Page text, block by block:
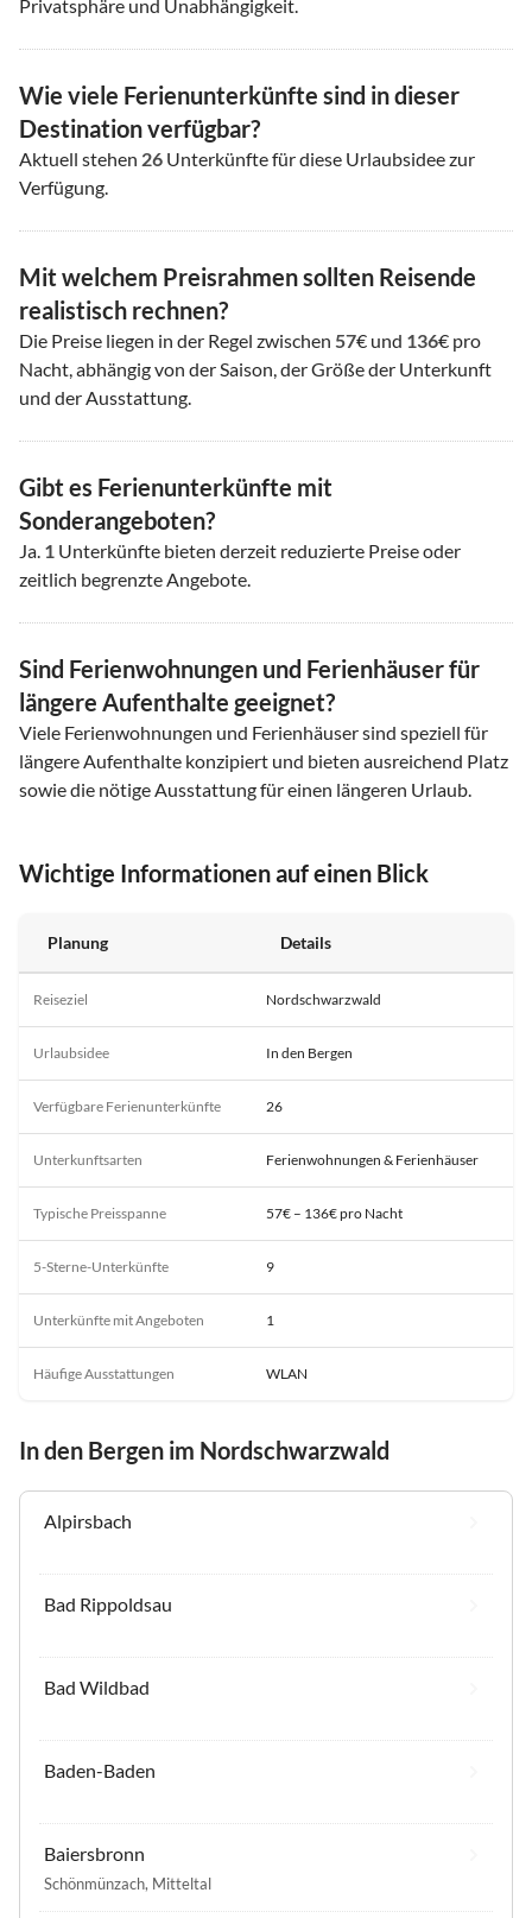
Privatsphäre und Unabhängigkeit.
Wie viele Ferienunterkünfte sind in dieser
Destination verfügbar?
Aktuell stehen 26 Unterkünfte für diese Urlaubsidee zur
Verfügung.
Mit welchem Preisrahmen sollten Reisende
realistisch rechnen?
Die Preise liegen in der Regel zwischen 57€ und 136€ pro
Nacht, abhängig von der Saison, der Größe der Unterkunft
und der Ausstattung.
Gibt es Ferienunterkünfte mit
Sonderangeboten?
Ja. 1 Unterkünfte bieten derzeit reduzierte Preise oder
zeitlich begrenzte Angebote.
Sind Ferienwohnungen und Ferienhäuser für
längere Aufenthalte geeignet?
Viele Ferienwohnungen und Ferienhäuser sind speziell für
längere Aufenthalte konzipiert und bieten ausreichend Platz
sowie die nötige Ausstattung für einen längeren Urlaub.
Wichtige Informationen auf einen Blick
Planung Details
Reiseziel Nordschwarzwald
Urlaubsidee In den Bergen
Verfügbare Ferienunterkünfte 26
Unterkunftsarten Ferienwohnungen & Ferienhäuser
Typische Preisspanne 57€ – 136€ pro Nacht
5-Sterne-Unterkünfte 9
Unterkünfte mit Angeboten 1
Häufige Ausstattungen WLAN
In den Bergen im Nordschwarzwald
Alpirsbach
Bad Rippoldsau
Bad Wildbad
Baden-Baden
Baiersbronn
Schönmünzach, Mitteltal